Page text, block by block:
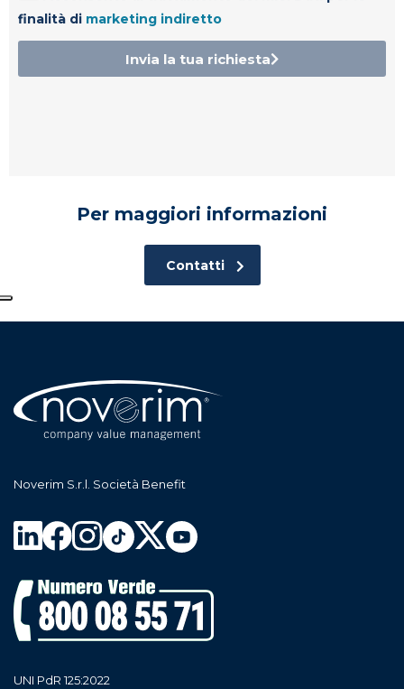
finalità di marketing indiretto
Invia la tua richiesta
Per maggiori informazioni
Contatti
Noverim S.r.l. Società Benefit
UNI PdR 125:2022